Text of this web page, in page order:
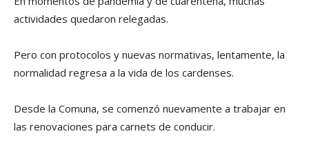
actividades quedaron relegadas.
Pero con protocolos y nuevas normativas, lentamente, la
normalidad regresa a la vida de los cardenses.
Desde la Comuna, se comenzó nuevamente a trabajar en
las renovaciones para carnets de conducir.